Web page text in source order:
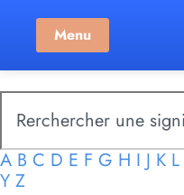
Menu
A B C D E F G H I J K L
Y Z